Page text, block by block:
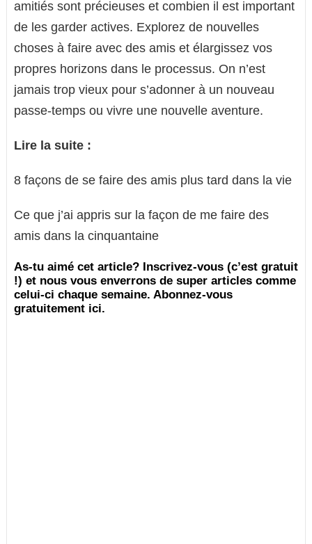
amitiés sont précieuses et combien il est important
de les garder actives. Explorez de nouvelles
choses à faire avec des amis et élargissez vos
propres horizons dans le processus. On n’est
jamais trop vieux pour s’adonner à un nouveau
passe-temps ou vivre une nouvelle aventure.
Lire la suite :
8 façons de se faire des amis plus tard dans la vie
Ce que j’ai appris sur la façon de me faire des
amis dans la cinquantaine
As-tu aimé cet article? Inscrivez-vous (c’est gratuit
!) et nous vous enverrons de super articles comme
celui-ci chaque semaine. Abonnez-vous
gratuitement ici.